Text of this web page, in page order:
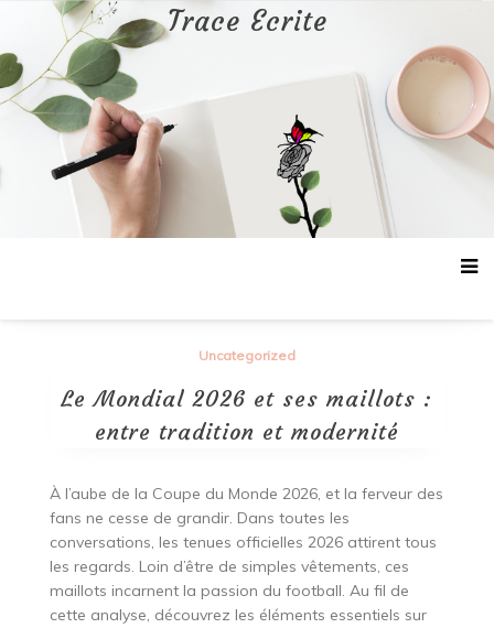
contenu
Trace Ecrite
Uncategorized
Le Mondial 2026 et ses maillots :
entre tradition et modernité
À l’aube de la Coupe du Monde 2026, et la ferveur des
fans ne cesse de grandir. Dans toutes les
conversations, les tenues officielles 2026 attirent tous
les regards. Loin d’être de simples vêtements, ces
maillots incarnent la passion du football. Au fil de
cette analyse, découvrez les éléments essentiels sur